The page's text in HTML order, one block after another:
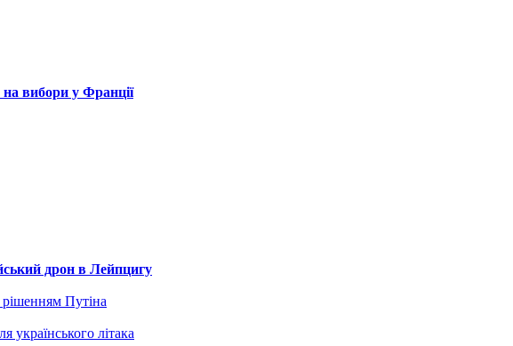
вибори у Франції
дрон в Лейпцигу
рішенням Путіна
українського літака